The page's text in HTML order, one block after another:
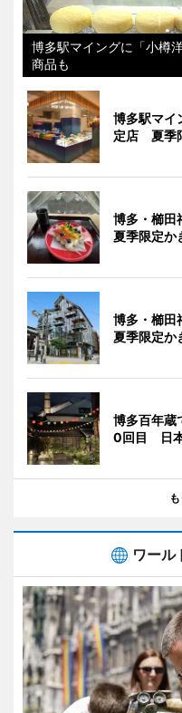
博多駅マイングに「小樽
商品も
博多駅マイ
定店 夏季
博多・櫛田
夏季限定
博多・櫛田
夏季限定
博多百年蔵
0回目 日
ワール